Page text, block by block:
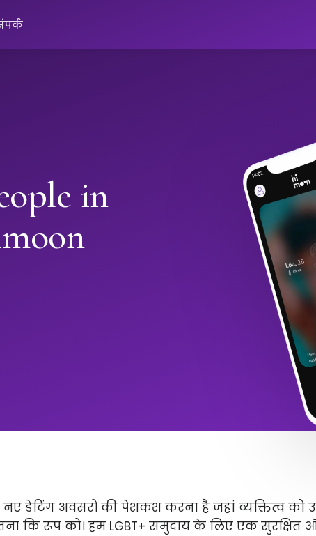
in
डेटिंग अवसरों की पेशकश करना है जहां व्यक्तित्व को
कि रूप को। हम LGBT+ समुदाय के लिए एक सुरक्षित